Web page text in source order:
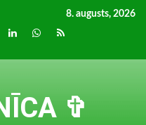
8. augusts, 2026
LinkedInwhatsapp
RSS
✞